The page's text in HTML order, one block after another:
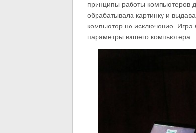
принципы работы компьютеров
обрабатывала картинку и
компьютер не исключение. Игра
параметры вашего компьютера.